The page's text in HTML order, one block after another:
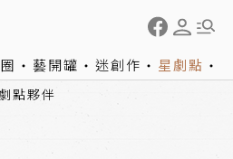
藝開罐 迷創作 星劇點
點夥伴